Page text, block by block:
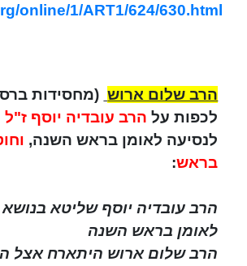
online/1/ART1/624/630.html
הרב שלום ארוש (מחסידות
לכפות על הרב עובדיה יוסף ז"ל
לנסיעה לאומן בראש השנה,
בראש:
הרב עובדיה יוסף שליטא
לאומן בראש השנה
הרב שלום ארוש היתארח אצל